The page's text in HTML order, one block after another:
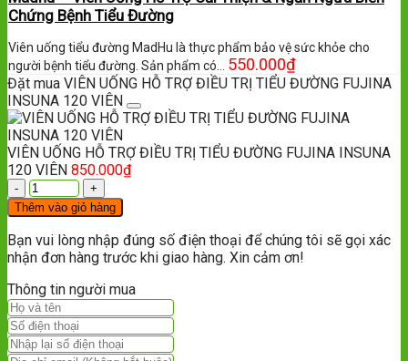
Chứng Bệnh Tiểu Đường
Viên uống tiểu đường MadHu là thực phẩm bảo vệ sức khỏe cho
người bệnh tiểu đường. Sản phẩm có… 550.000₫
Đặt mua VIÊN UỐNG HỖ TRỢ ĐIỀU TRỊ TIỂU ĐƯỜNG FUJINA
INSUNA 120 VIÊN
VIÊN UỐNG HỖ TRỢ ĐIỀU TRỊ TIỂU ĐƯỜNG FUJINA INSUNA
120 VIÊN 850.000₫
Thêm vào giỏ hàng
Bạn vui lòng nhập đúng số điện thoại để chúng tôi sẽ gọi xác
nhận đơn hàng trước khi giao hàng. Xin cảm ơn!
Thông tin người mua